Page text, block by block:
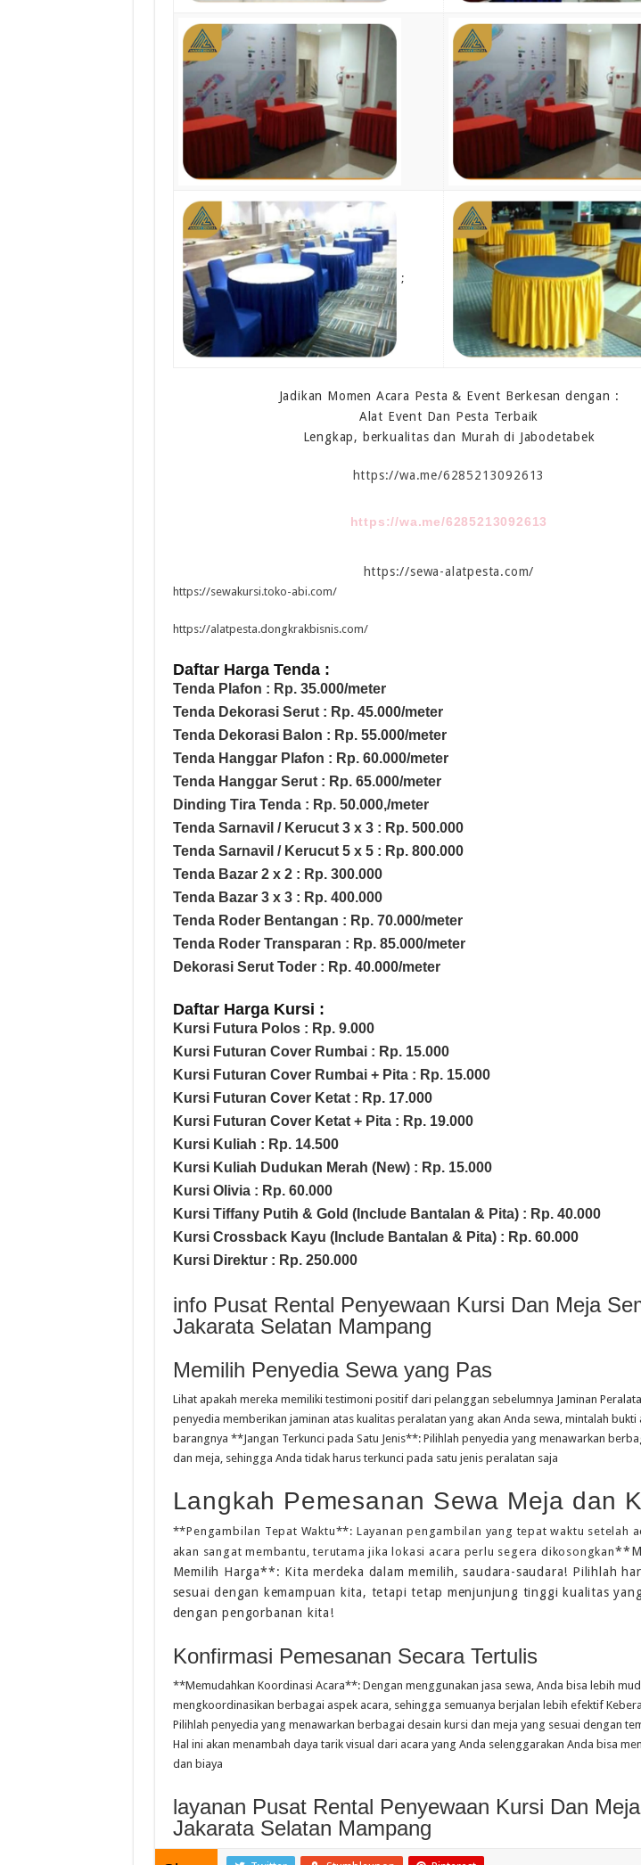
;
Jadikan Momen Acara Pesta & Event Berkesan dengan :
Alat Event Dan Pesta Terbaik
Lengkap, berkualitas dan Murah di Jabodetabek
https://wa.me/6285213092613
https://wa.me/6285213092613
https://sewa-alatpesta.com/
https://sewakursi.toko-abi.com/
https://alatpesta.dongkrakbisnis.com/
Daftar Harga Tenda :
Tenda Plafon : Rp. 35.000/meter
Tenda Dekorasi Serut : Rp. 45.000/meter
Tenda Dekorasi Balon : Rp. 55.000/meter
Tenda Hanggar Plafon : Rp. 60.000/meter
Tenda Hanggar Serut : Rp. 65.000/meter
Dinding Tira Tenda : Rp. 50.000,/meter
Tenda Sarnavil / Kerucut 3 x 3 : Rp. 500.000
Tenda Sarnavil / Kerucut 5 x 5 : Rp. 800.000
Tenda Bazar 2 x 2 : Rp. 300.000
Tenda Bazar 3 x 3 : Rp. 400.000
Tenda Roder Bentangan : Rp. 70.000/meter
Tenda Roder Transparan : Rp. 85.000/meter
Dekorasi Serut Toder : Rp. 40.000/meter
Daftar Harga Kursi :
Kursi Futura Polos : Rp. 9.000
Kursi Futuran Cover Rumbai : Rp. 15.000
Kursi Futuran Cover Rumbai + Pita : Rp. 15.000
Kursi Futuran Cover Ketat : Rp. 17.000
Kursi Futuran Cover Ketat + Pita : Rp. 19.000
Kursi Kuliah : Rp. 14.500
Kursi Kuliah Dudukan Merah (New) : Rp. 15.000
Kursi Olivia : Rp. 60.000
Kursi Tiffany Putih & Gold (Include Bantalan & Pita) : Rp. 40.000
Kursi Crossback Kayu (Include Bantalan & Pita) : Rp. 60.000
Kursi Direktur : Rp. 250.000
info Pusat Rental Penyewaan Kursi Dan Meja
Jakarata Selatan Mampang
Memilih Penyedia Sewa yang Pas
Lihat apakah mereka memiliki testimoni positif dari pelanggan sebelumnya Jaminan
penyedia memberikan jaminan atas kualitas peralatan yang akan Anda sewa, mintalah bukti
barangnya **Jangan Terkunci pada Satu Jenis**: Pilihlah penyedia yang menawarkan
dan meja, sehingga Anda tidak harus terkunci pada satu jenis peralatan saja
Langkah Pemesanan Sewa Meja dan
**Pengambilan Tepat Waktu**: Layanan pengambilan yang tepat waktu setelah
akan sangat membantu, terutama jika lokasi acara perlu segera dikosongkan
Memilih Harga**: Kita merdeka dalam memilih, saudara-saudara! Pilihlah
sesuai dengan kemampuan kita, tetapi tetap menjunjung tinggi kualitas
dengan pengorbanan kita!
Konfirmasi Pemesanan Secara Tertulis
**Memudahkan Koordinasi Acara**: Dengan menggunakan jasa sewa, Anda bisa lebih
mengkoordinasikan berbagai aspek acara, sehingga semuanya berjalan lebih efektif
Pilihlah penyedia yang menawarkan berbagai desain kursi dan meja yang sesuai dengan
Hal ini akan menambah daya tarik visual dari acara yang Anda selenggarakan Anda bisa
dan biaya
layanan Pusat Rental Penyewaan Kursi Dan
Jakarata Selatan Mampang